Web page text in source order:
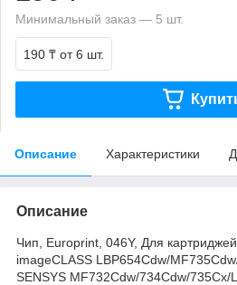
Минимальный заказ — 5 шт.
190 ₸ от 6 шт.
Описание Характеристики
Описание
Чип, Europrint, 046Y, Для
imageCLASS LBP654Cdw/
SENSYS MF732Cdw/734Cdw/735Cx/